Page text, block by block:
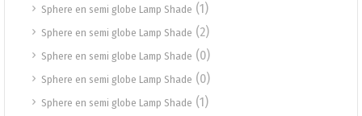
Sphere en semi globe Lamp Shade (1)
Sphere en semi globe Lamp Shade (2)
Sphere en semi globe Lamp Shade (0)
Sphere en semi globe Lamp Shade (0)
Sphere en semi globe Lamp Shade (1)